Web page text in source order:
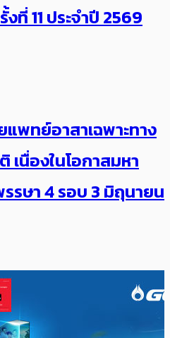
11 ประจำปี 2569
แพทย์อาสาเฉพาะทาง
เนื่องในโอกาสมหา
รษา 4 รอบ 3 มิถุนายน